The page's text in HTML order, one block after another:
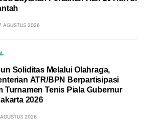
AGUSTUS 2026
Soliditas Melalui Olahraga,
ATR/BPN Berpartisipasi
Turnamen Tenis Piala Gubernur
2026
2026